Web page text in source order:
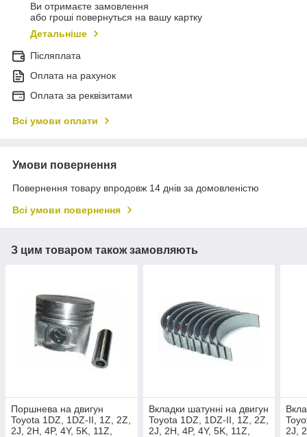
Ви отримаєте замовлення
або гроші повернуться на вашу картку
Детальніше
Післяплата
Оплата на рахунок
Оплата за реквізитами
Всі умови оплати
Умови повернення
Повернення товару впродовж 14 днів за домовленістю
Всі умови повернення
З цим товаром також замовляють
Поршнева на двигун
Toyota 1DZ, 1DZ-II, 1Z, 2Z,
2J, 2H, 4P, 4Y, 5K, 11Z,
Вкладки шатунні на двигун
Toyota 1DZ, 1DZ-II, 1Z, 2Z,
2J, 2H, 4P, 4Y, 5K, 11Z,
2J,